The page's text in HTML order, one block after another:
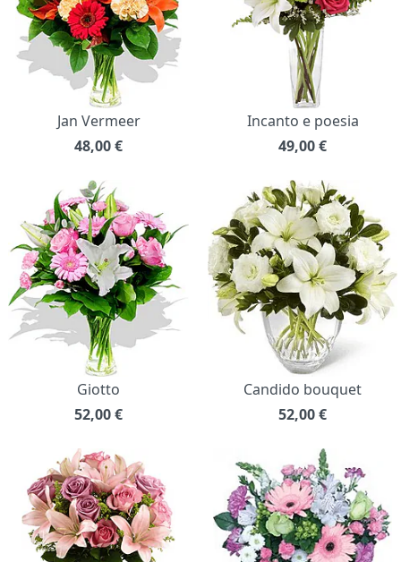
Jan Vermeer
48,00€
Incanto e poesia
49,00€
Giotto
52,00€
Candido bouquet
52,00€